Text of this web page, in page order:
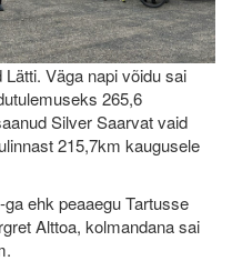
Väga napi võidu sai
265,6
Silver Saarvat vaid
215,7km kaugusele
ehk peaaegu Tartusse
Alttoa, kolmandana sai